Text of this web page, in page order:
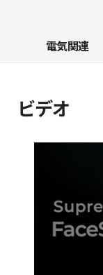
電気関連
ビデオ